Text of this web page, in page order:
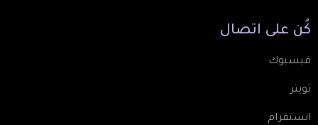
كُن على اتصال
فيسبوك
تويتر
انستقرام